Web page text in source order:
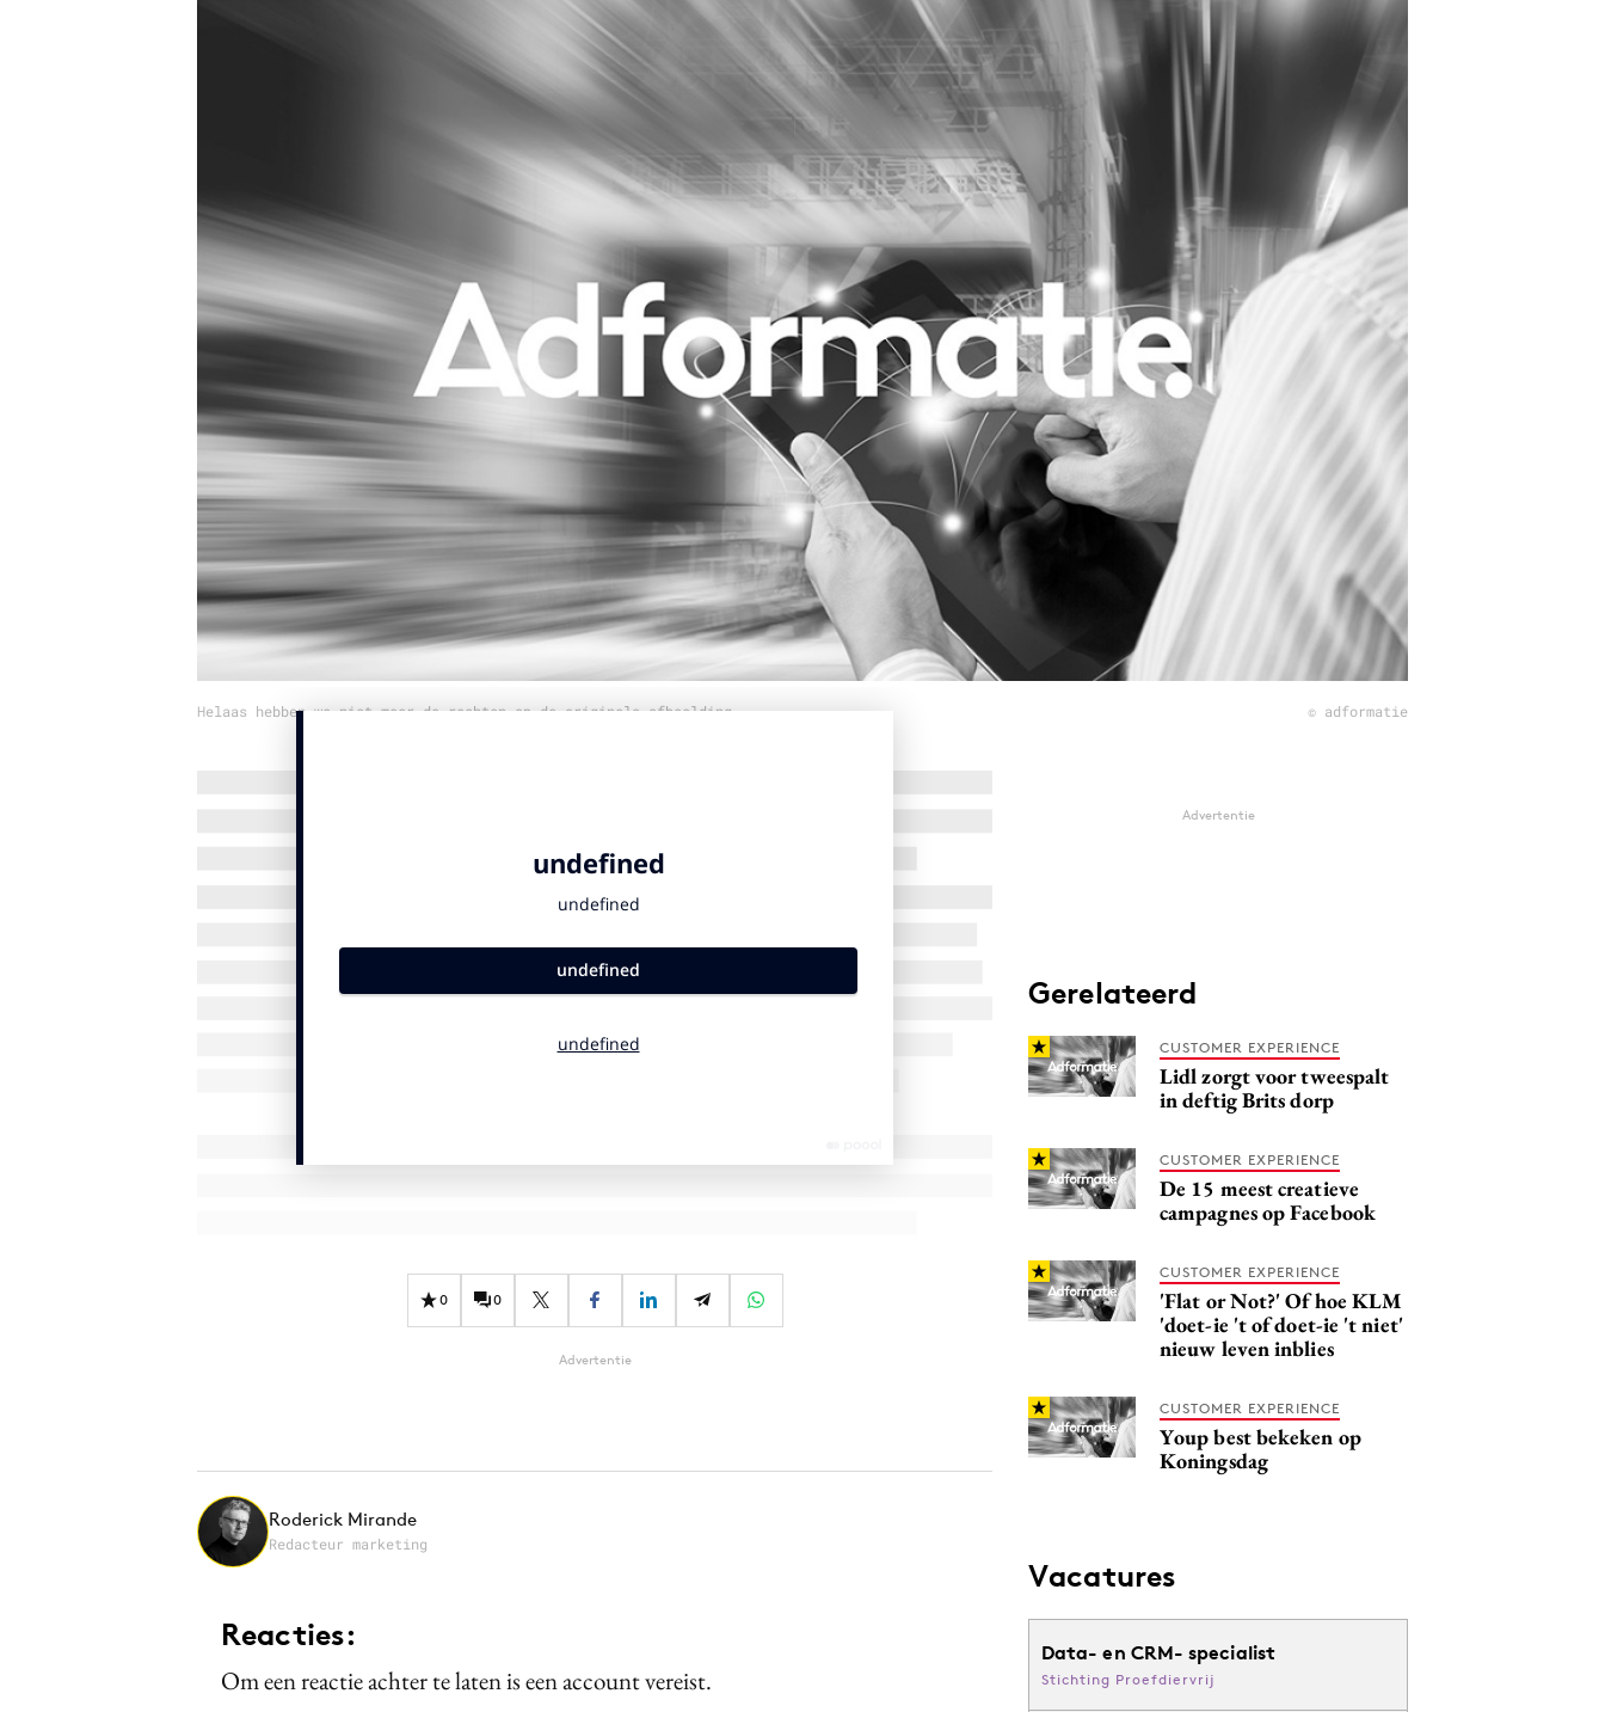
Influencer marketing
Interne communicatie
Purpose Marketing
Reputatie & crisis
Helaas hebben we niet meer de rechten op de originele afbeelding © adformatie
0 0
Advertentie
Roderick Mirande
Redacteur marketing
Reacties:
Om een reactie achter te laten is een account vereist.
Advertentie
Gerelateerd
CUSTOMER EXPERIENCE
Lidl zorgt voor tweespalt
in deftig Brits dorp
CUSTOMER EXPERIENCE
De 15 meest creatieve
campagnes op Facebook
CUSTOMER EXPERIENCE
'Flat or Not?' Of hoe KLM
'doet-ie 't of doet-ie 't niet'
nieuw leven inblies
CUSTOMER EXPERIENCE
Youp best bekeken op
Koningsdag
Vacatures
Data- en CRM- specialist
Stichting Proefdiervrij